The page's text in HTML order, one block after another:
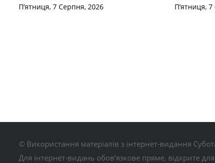
П’ятниця, 7 Серпня, 2026 П’ятниця,
© Використання матеріалів з інтернет-видання
Для інтернет-видань обов’язкове пряме, відкрите